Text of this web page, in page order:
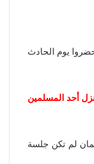
ثابت – سيدة قرية الكرم التي تم تجريدها من ملابسها – تم الابلاغ عنها بعد حدوثها بخمسة أيام، مضيفاً أن 5 متهمين حضروا يوم الحادث
أحد المسلمين
لم تكن جلسة